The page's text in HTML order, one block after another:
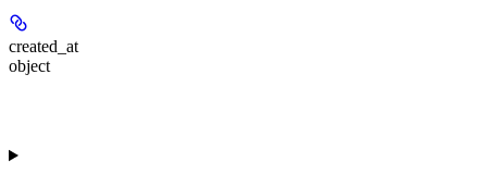
created_at
object